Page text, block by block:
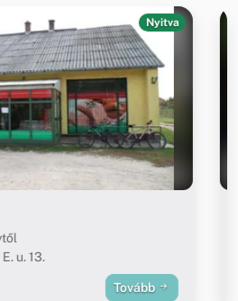
Nyitva
u. 13.
Tovább